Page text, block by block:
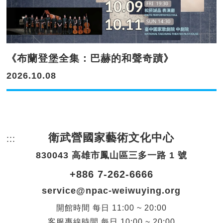
《布蘭登堡全集：巴赫的和聲奇蹟》
2026.10.08
::: 頁尾網站資訊。
衛武營國家藝術文化中心
830043 高雄市鳳山區三多一路 1 號
+886 7-262-6666
service@npac-weiwuying.org
開館時間 每日
11:00 ~ 20:00